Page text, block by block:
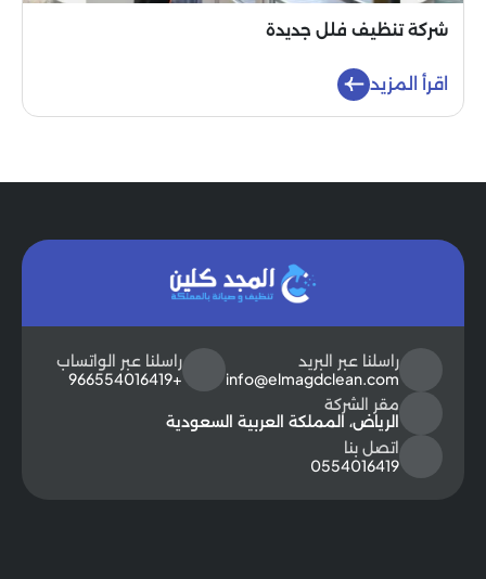
شركة تنظيف فلل جديدة
اقرأ المزيد
راسلنا عبر البريد
info@elmagdclean.com
راسلنا عبر الواتساب
+966554016419
مقر الشركة
الرياض، المملكة العربية السعودية
اتصل بنا
0554016419